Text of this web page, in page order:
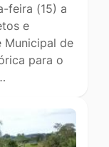
feira (15) a
e
Municipal de
para o